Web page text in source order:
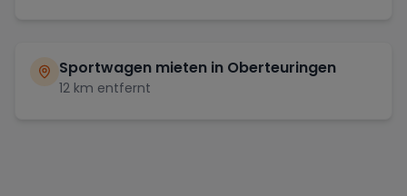
Sportwagen mieten in Oberteuringen
12 km entfernt